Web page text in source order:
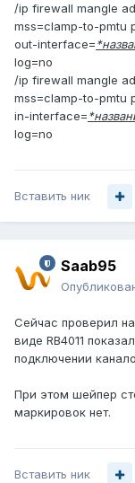
/ip firewall mangle
mss=clamp-to-pmtu
out-interface=
log=no
/ip firewall mangle
mss=clamp-to-pmtu
in-interface=
log=no
Вставить ник
Saab95
Сейчас проверил на
виде RB4011
подключении
При этом шейпер
маркировок нет.
Вставить ник